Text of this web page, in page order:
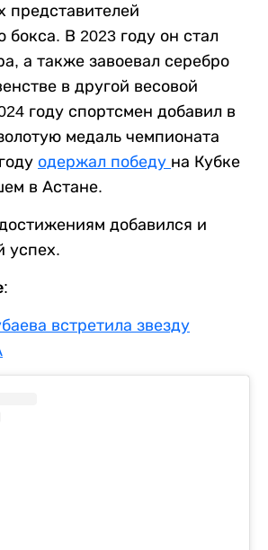
представителей
бокса. В 2023 году он стал
а также завоевал серебро
в другой весовой
году спортсмен добавил в
медаль чемпионата
одержал победу на Кубке
в Астане.
добавился и
успех.
встретила звезду